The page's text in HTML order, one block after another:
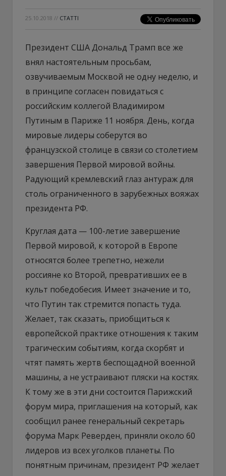
25.10.2018 // СТАТТІ
Президент США Дональд Трамп все же
внял настоятельным просьбам,
озвучиваемым Москвой не одну неделю, и
в принципе согласен повидаться с
российским коллегой Владимиром
Путиным в Париже 11 ноября. День, когда
мировые лидеры соберутся во
французской столице в связи со столетием
завершения Первой мировой войны.
Радующий кремлевский глаз антураж для
столь ограниченного в зарубежных вояжах
президента РФ.
Круглая дата — 100-летие завершение
Первой мировой, к которой в Европе
относятся более трепетно, нежели
россияне ко Второй, превративших ее в
культ победобесия. Имеет значение и то,
что Путин так стремится попасть туда.
Желает, так сказать, приобщиться к
европейской практике отношения к таким
трагическим событиям, когда скорбят и
чтят память жертв беспощадной военной
машины, а не устраивают пляски на костях.
К тому же в эти дни состоится Парижский
форум мира, приглашения на который, как
сообщил ранее генеральный секретарь
форума Марк Реверден, приняли около 60
лидеров из всех уголков планеты. По
понятным причинам, президент РФ желает